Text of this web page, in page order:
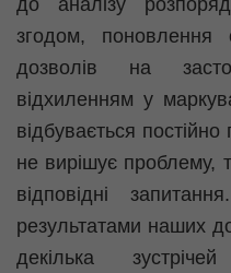
до аналізу
згодом, поновлення
дозволів на
відхиленням у
відбувається
не вирішує проблему,
відповідні
результатами наших
декілька